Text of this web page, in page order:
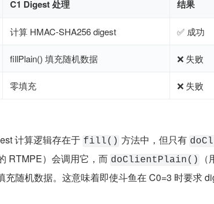
C1 Digest 处理 结果
计算 HMAC-SHA256 digest ✅ 成功
fillPlain() 填充随机数据 ❌ 失败
零填充 ❌ 失败
计算逻辑存在于 fill() 方法中，但只有
RTMPE）会调用它，而 doClientPlain()
充随机数据。这意味着即使斗鱼在 C0=3 时要求